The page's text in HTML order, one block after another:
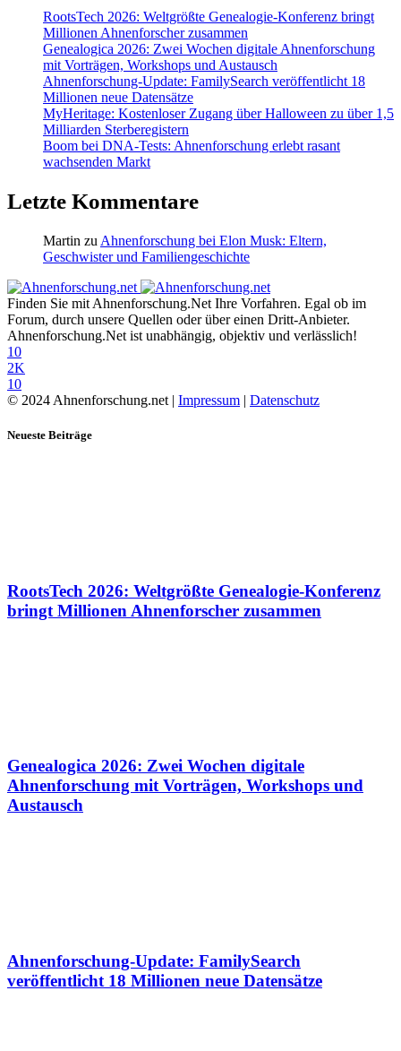
RootsTech 2026: Weltgrößte Genealogie-Konferenz bringt
Millionen Ahnenforscher zusammen
Genealogica 2026: Zwei Wochen digitale Ahnenforschung
mit Vorträgen, Workshops und Austausch
Ahnenforschung-Update: FamilySearch veröffentlicht 18
Millionen neue Datensätze
MyHeritage: Kostenloser Zugang über Halloween zu über 1,5
Milliarden Sterberegistern
Boom bei DNA-Tests: Ahnenforschung erlebt rasant
wachsenden Markt
Letzte Kommentare
Martin zu Ahnenforschung bei Elon Musk: Eltern,
Geschwister und Familiengeschichte
Finden Sie mit Ahnenforschung.Net Ihre Vorfahren. Egal ob im
Forum, durch unsere Quellen oder über einen Dritt-Anbieter.
Ahnenforschung.Net ist unabhängig, objektiv und verlässlich!
10
2K
10
© 2024 Ahnenforschung.net | Impressum | Datenschutz
Neueste Beiträge
RootsTech 2026: Weltgrößte Genealogie-Konferenz
bringt Millionen Ahnenforscher zusammen
Genealogica 2026: Zwei Wochen digitale
Ahnenforschung mit Vorträgen, Workshops und
Austausch
Ahnenforschung-Update: FamilySearch
veröffentlicht 18 Millionen neue Datensätze